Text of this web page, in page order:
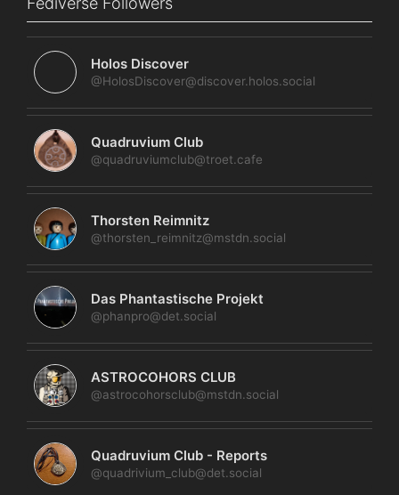
Holos Discover
@HolosDiscover@discover.holos.social
Quadruvium Club
@quadruviumclub@troet.cafe
Thorsten Reimnitz
@thorsten_reimnitz@mstdn.social
Das Phantastische Projekt
@phanpro@det.social
ASTROCOHORS CLUB
@astrocohorsclub@mstdn.social
Quadruvium Club - Reports
@quadrivium_club@det.social